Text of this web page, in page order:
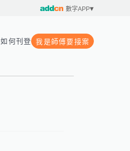
數字APP
如何刊登 我是師傅要接案